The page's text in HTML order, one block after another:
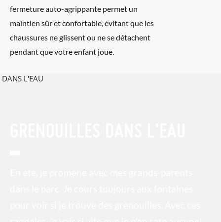
fermeture auto-agrippante permet un
maintien sûr et confortable, évitant que les
chaussures ne glissent ou ne se détachent
pendant que votre enfant joue.